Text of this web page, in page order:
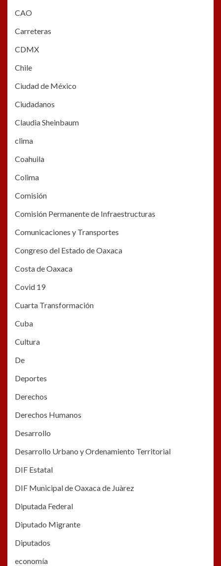
CAO
Carreteras
CDMX
Chile
Ciudad de México
Ciudadanos
Claudia Sheinbaum
clima
Coahuila
Colima
Comisión
Comisión Permanente de Infraestructuras
Comunicaciones y Transportes
Congreso del Estado de Oaxaca
Costa de Oaxaca
Covid 19
Cuarta Transformación
Cuba
Cultura
De
Deportes
Derechos
Derechos Humanos
Desarrollo
Desarrollo Urbano y Ordenamiento Territorial
DIF Estatal
DIF Municipal de Oaxaca de Juàrez
Diputada Federal
Diputado Migrante
Diputados
economía